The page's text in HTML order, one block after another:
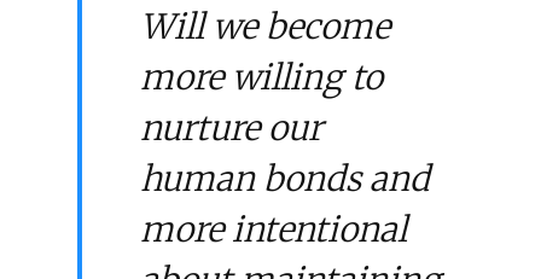
Will we become
more willing to
nurture our
human bonds and
more intentional